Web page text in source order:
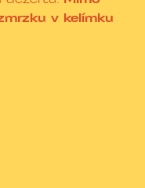
v kelímku